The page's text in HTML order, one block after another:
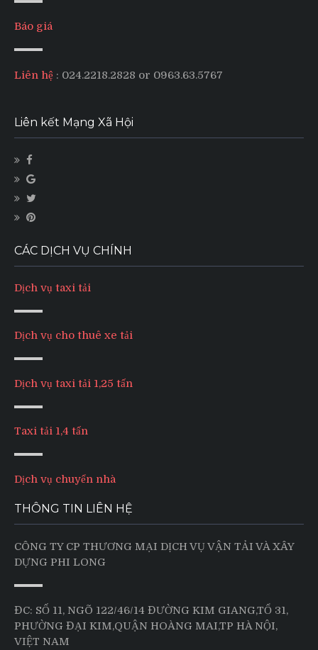
Báo giá
Liên hệ : 024.2218.2828 or 0963.63.5767
Liên kết Mạng Xã Hội
CÁC DỊCH VỤ CHÍNH
Dịch vụ taxi tải
Dịch vụ cho thuê xe tải
Dịch vụ taxi tải 1,25 tấn
Taxi tải 1,4 tấn
Dịch vụ chuyển nhà
THÔNG TIN LIÊN HỆ
CÔNG TY CP THƯƠNG MẠI DỊCH VỤ VẬN TẢI VÀ XÂY
DỰNG PHI LONG
ĐC: SỐ 11, NGÕ 122/46/14 ĐƯỜNG KIM GIANG,TỔ 31,
PHƯỜNG ĐẠI KIM,QUẬN HOÀNG MAI,TP HÀ NỘI,
VIỆT NAM